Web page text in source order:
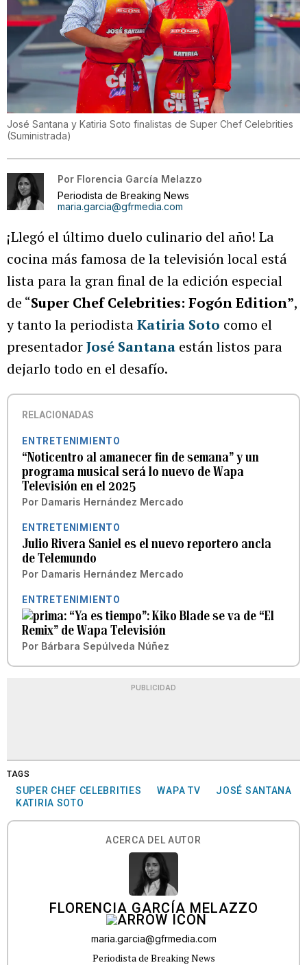
José Santana y Katiria Soto finalistas de Super Chef Celebrities
(Suministrada)
Por Florencia García Melazzo
Periodista de Breaking News
maria.garcia@gfrmedia.com
¡Llegó el último duelo culinario del año! La
cocina más famosa de la televisión local está
lista para la gran final de la edición especial
de “Super Chef Celebrities: Fogón Edition”,
y tanto la periodistaKatiria Soto como el
presentadorJosé Santana están listos para
dejarlo todo en el desafío.
RELACIONADAS
ENTRETENIMIENTO
“Noticentro al amanecer fin de semana” y un
programa musical será lo nuevo de Wapa
Televisión en el 2025
Por Damaris Hernández Mercado
ENTRETENIMIENTO
Julio Rivera Saniel es el nuevo reportero ancla
de Telemundo
Por Damaris Hernández Mercado
ENTRETENIMIENTO
“Ya es tiempo”: Kiko Blade se va de “El
Remix” de Wapa Televisión
Por Bárbara Sepúlveda Núñez
PUBLICIDAD
TAGS
SUPER CHEF CELEBRITIES WAPA TV
JOSÉ SANTANA
KATIRIA SOTO
ACERCA DEL AUTOR
FLORENCIA GARCÍA MELAZZO
maria.garcia@gfrmedia.com
Periodista de Breaking News